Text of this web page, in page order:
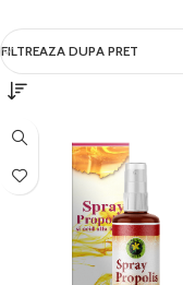
FILTREAZA DUPA PRET